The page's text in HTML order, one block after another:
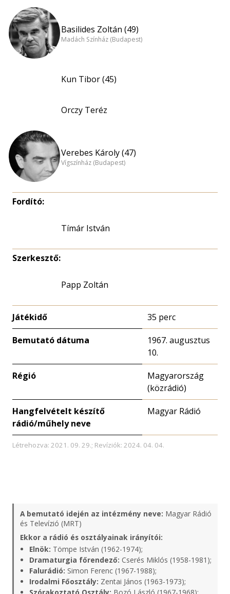
Basilides Zoltán (49)
Madách Színház (Budapest)
Kun Tibor (45)
Orczy Teréz
Verebes Károly (47)
Vígszínház (Budapest)
Fordító:
Tímár István
Szerkesztő:
Papp Zoltán
Játékidő 35 perc
Bemutató dátuma
1967. augusztus
10.
Régió
Magyarország
(közrádió)
Hangfelvételt készítő
rádió/műhely neve
Magyar Rádió
Létrehozva: 2021. 09. 29.; Revíziók: 2024. 04. 04.
A bemutató idején az intézmény neve: Magyar Rádió
és Televízió (MRT)
Ekkor a rádió és osztályainak irányítói:
Elnök: Tömpe István (1962-1974);
Dramaturgia főrendező: Cserés Miklós (1958-1981);
Falurádió: Simon Ferenc (1967-1988);
Irodalmi Főosztály: Zentai János (1963-1973);